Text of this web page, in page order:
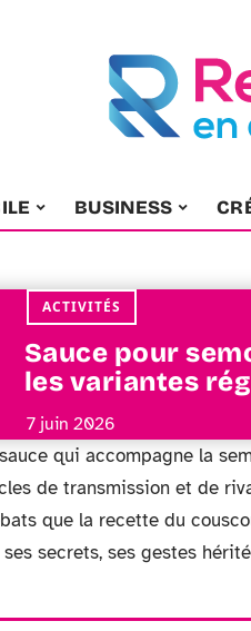
BUSINESS
ACTIVITÉS
Sauce pour
les variantes
7 juin 2026
qui accompagne la
de transmission et de
que la recette du
secrets, ses gestes